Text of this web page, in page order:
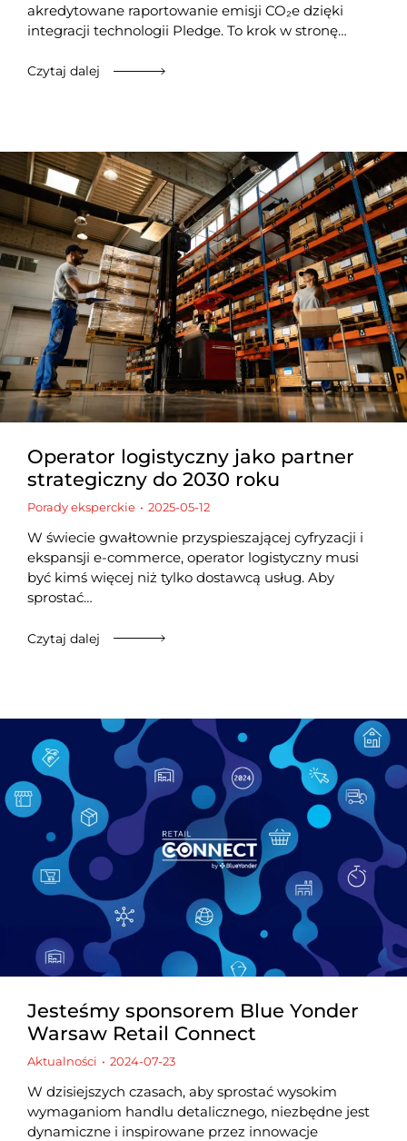
akredytowane raportowanie emisji CO₂e dzięki
integracji technologii Pledge. To krok w stronę…
Czytaj dalej
Operator logistyczny jako partner
strategiczny do 2030 roku
Porady eksperckie 2025-05-12
W świecie gwałtownie przyspieszającej cyfryzacji i
ekspansji e-commerce, operator logistyczny musi
być kimś więcej niż tylko dostawcą usług. Aby
sprostać…
Czytaj dalej
Jesteśmy sponsorem Blue Yonder
Warsaw Retail Connect
Aktualności 2024-07-23
W dzisiejszych czasach, aby sprostać wysokim
wymaganiom handlu detalicznego, niezbędne jest
dynamiczne i inspirowane przez innowacje